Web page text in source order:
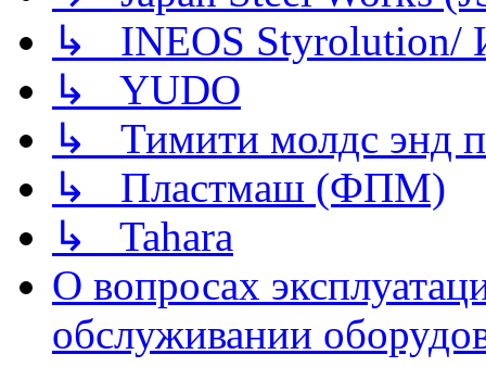
↳ INEOS
↳ YUDO
↳ Тимити молдс энд
↳ Пластмаш (ФПМ)
↳ Tahara
О вопросах
обслуживании